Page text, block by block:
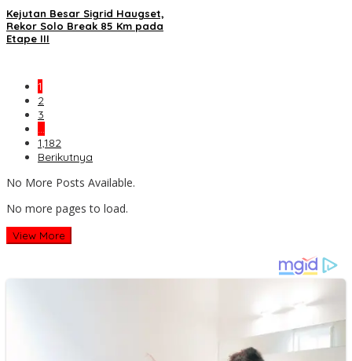
Kejutan Besar Sigrid Haugset,
Rekor Solo Break 85 Km pada
Etape III
1
2
3
…
1,182
Berikutnya
No More Posts Available.
No more pages to load.
View More